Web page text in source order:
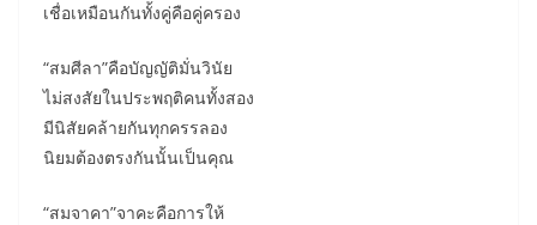
เชื่อเหมือนกันทั้งคู่คือคู่ครอง
“สมศีลา”คือบัญญัติมั่นวินัย
ไม่สงสัยในประพฤติคนทั้งสอง
มีนิสัยคล้ายกันทุกครรลอง
นิยมต้องตรงกันนั้นเป็นคุณ
“สมจาคา”จาคะคือการให้